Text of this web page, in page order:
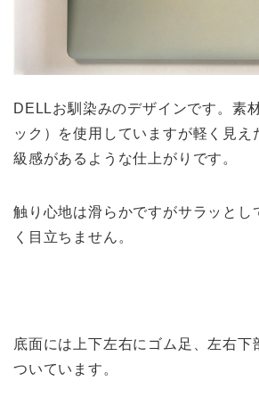
DELLお馴染みのデザインです。素
ック）を使用していますが軽く見え
級感があるような仕上がりです。
触り心地は滑らかですがサラッとし
く目立ちません。
底面には上下左右にゴム足、左右下
ついています。